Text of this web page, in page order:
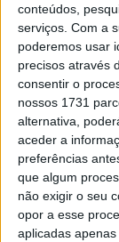
conteúdos,
serviços. Com a
poderemos usar
precisos através
consentir o
nossos 1731
alternativa,
aceder a
preferências
que algum
não exigir o seu
opor a esse
aplicadas
No capítulo
continuidade
anos que
32 anos que
no emblema
anos, e de
de 200 jogos
Quanto às
Adaílton, David